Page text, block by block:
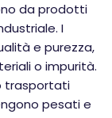
da prodotti
I
e purezza,
o impurità.
trasportati
pesati e